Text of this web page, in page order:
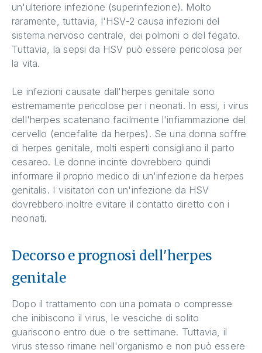
un'ulteriore infezione (superinfezione). Molto
raramente, tuttavia, l'HSV-2 causa infezioni del
sistema nervoso centrale, dei polmoni o del fegato.
Tuttavia, la sepsi da HSV può essere pericolosa per
la vita.
Le infezioni causate dall'herpes genitale sono
estremamente pericolose per i neonati. In essi, i virus
dell'herpes scatenano facilmente l'infiammazione del
cervello (encefalite da herpes). Se una donna soffre
di herpes genitale, molti esperti consigliano il parto
cesareo. Le donne incinte dovrebbero quindi
informare il proprio medico di un'infezione da herpes
genitalis. I visitatori con un'infezione da HSV
dovrebbero inoltre evitare il contatto diretto con i
neonati.
Decorso e prognosi dell'herpes
genitale
Dopo il trattamento con una pomata o compresse
che inibiscono il virus, le vesciche di solito
guariscono entro due o tre settimane. Tuttavia, il
virus stesso rimane nell'organismo e non può essere